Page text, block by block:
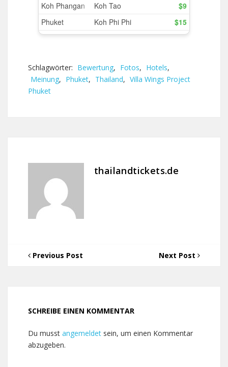
Schlagwörter: Bewertung, Fotos, Hotels,
Meinung, Phuket, Thailand, Villa Wings Project
Phuket
thailandtickets.de
Previous Post Next Post
SCHREIBE EINEN KOMMENTAR
Du musst angemeldet sein, um einen Kommentar
abzugeben.